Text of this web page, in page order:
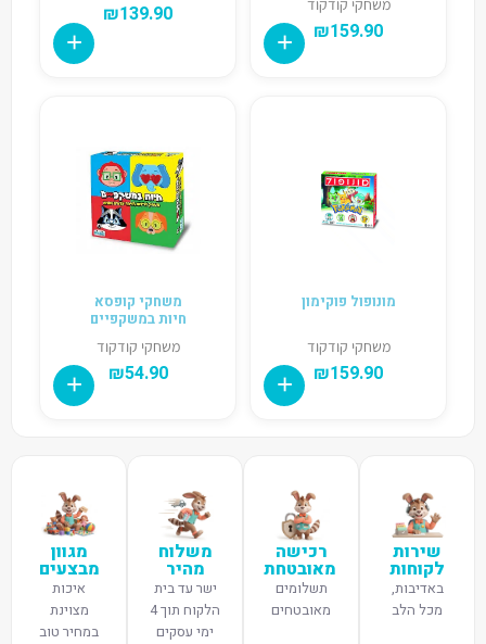
משחקי קודקוד
₪159.90
₪139.90
מונופול פוקימון
משחקי קודקוד
₪159.90
משחקי קופסא
חיות במשקפיים
משחקי קודקוד
₪54.90
שירות
לקוחות
באדיבות,
מכל הלב
רכישה
מאובטחת
תשלומים
מאובטחים
משלוח
מהיר
ישר עד בית
הלקוח תוך 4
ימי עסקים
מגוון
מבצעים
איכות
מצוינת
במחיר טוב